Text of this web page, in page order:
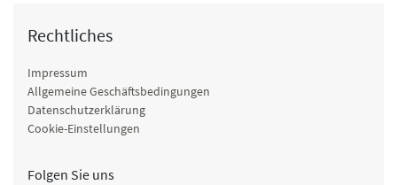
Rechtliches
Impressum
Allgemeine Geschäftsbedingungen
Datenschutzerklärung
Cookie-Einstellungen
Folgen Sie uns